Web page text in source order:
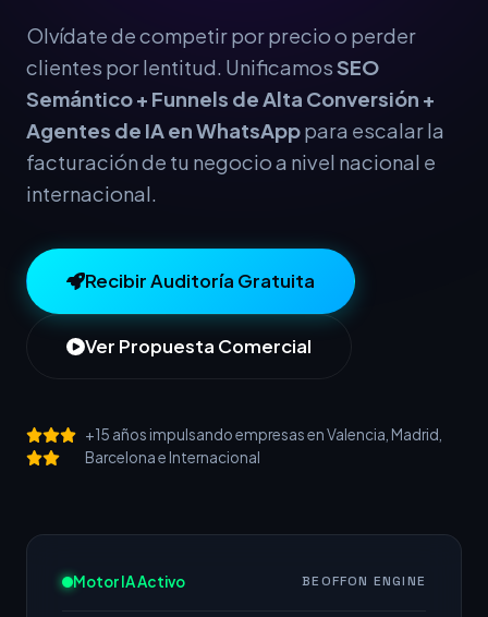
Olvídate de competir por precio o perder
clientes por lentitud. UnificamosSEO
Semántico + Funnels de Alta Conversión +
Agentes de IA en WhatsApppara escalar la
facturación de tu negocio a nivel nacional e
internacional.
Recibir Auditoría Gratuita
Ver Propuesta Comercial
+15 años impulsando empresas en Valencia, Madrid,
Barcelona e Internacional
Motor IA Activo BEOFFON ENGINE